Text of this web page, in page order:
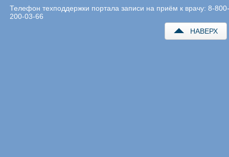
Телефон техподдержки портала записи на приём к врачу: 8-800-
200-03-66
НАВЕРХ